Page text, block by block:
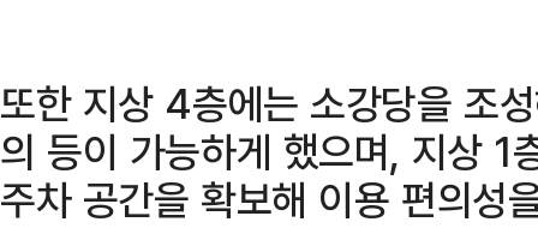
또한 지상 4층에는 소강당을 조
의 등이 가능하게 했으며, 지상
주차 공간을 확보해 이용 편의성